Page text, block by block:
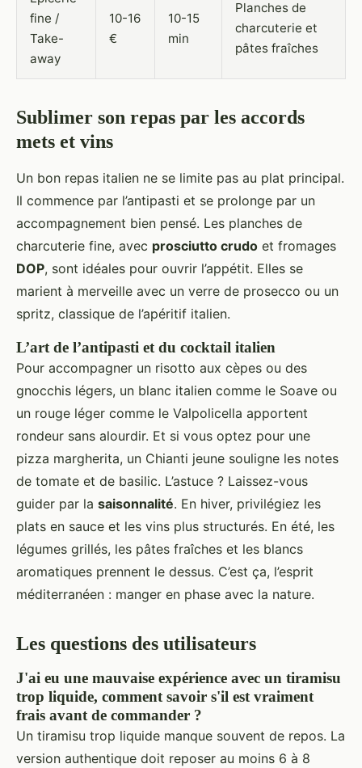
fine /
Take-
away
10-16
€
10-15
min
Planches de
charcuterie et
pâtes fraîches
Sublimer son repas par les accords
mets et vins
Un bon repas italien ne se limite pas au plat principal.
Il commence par l’antipasti et se prolonge par un
accompagnement bien pensé. Les planches de
charcuterie fine, avec prosciutto crudo et fromages
DOP, sont idéales pour ouvrir l’appétit. Elles se
marient à merveille avec un verre de prosecco ou un
spritz, classique de l’apéritif italien.
L’art de l’antipasti et du cocktail italien
Pour accompagner un risotto aux cèpes ou des
gnocchis légers, un blanc italien comme le Soave ou
un rouge léger comme le Valpolicella apportent
rondeur sans alourdir. Et si vous optez pour une
pizza margherita, un Chianti jeune souligne les notes
de tomate et de basilic. L’astuce ? Laissez-vous
guider par la saisonnalité. En hiver, privilégiez les
plats en sauce et les vins plus structurés. En été, les
légumes grillés, les pâtes fraîches et les blancs
aromatiques prennent le dessus. C’est ça, l’esprit
méditerranéen : manger en phase avec la nature.
Les questions des utilisateurs
J'ai eu une mauvaise expérience avec un tiramisu
trop liquide, comment savoir s'il est vraiment
frais avant de commander ?
Un tiramisu trop liquide manque souvent de repos. La
version authentique doit reposer au moins 6 à 8